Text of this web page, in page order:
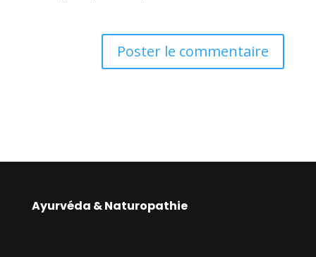
Ayurvéda & Naturopathie